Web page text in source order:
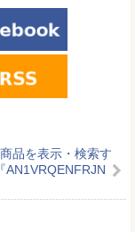
品を表示・検索す
AN1VRQENFRJN